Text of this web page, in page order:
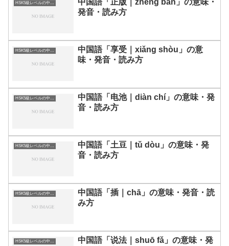
HSK5級レベルの中国語
中国語「正版｜zhèng bǎn」の意味・
発音・読み方
HSK5級レベルの中国語
中国語「享受｜xiǎng shòu」の意
味・発音・読み方
HSK5級レベルの中国語
中国語「电池｜diàn chí」の意味・発
音・読み方
HSK5級レベルの中国語
中国語「土豆｜tǔ dòu」の意味・発
音・読み方
HSK5級レベルの中国語
中国語「插｜chā」の意味・発音・読
み方
中国語「说法｜shuō fǎ」の意味・発